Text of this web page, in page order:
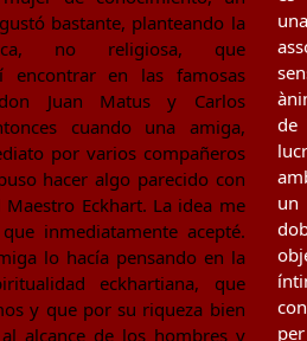
bastante, planteando la
no religiosa, que
encontrar en las famosas
don Juan Matus y Carlos
cuando una amiga,
por varios compañeros
hacer algo parecido con
Eckhart. La idea me
inmediatamente acepté.
lo hacía pensando en la
eckhartiana, que
y que por su riqueza bien
alcance de los hombres y
una
de
un
per